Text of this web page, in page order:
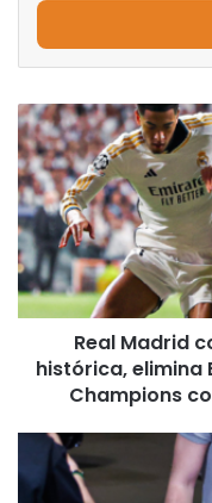
Real
Madrid
consegue
mais
uma
vitória
histórica,
elimina
Bayern
Munique
a
Champions
contra
Real Madrid
histórica, elimina
Champions
Com
direito